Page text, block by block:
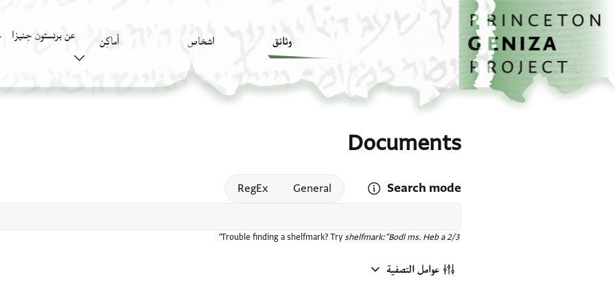
تخطي إلى المحتوى الرئيسي
الصفحة الرئيسية
وثائق اشخاص أَماكِن عن برنستون جنيزا
Documents
Search mode
Open search mode help
General
RegEx
Trouble finding a shelfmark? Try shelfmark:"Bodl ms. Heb a 2/3"
عوامل التصفية